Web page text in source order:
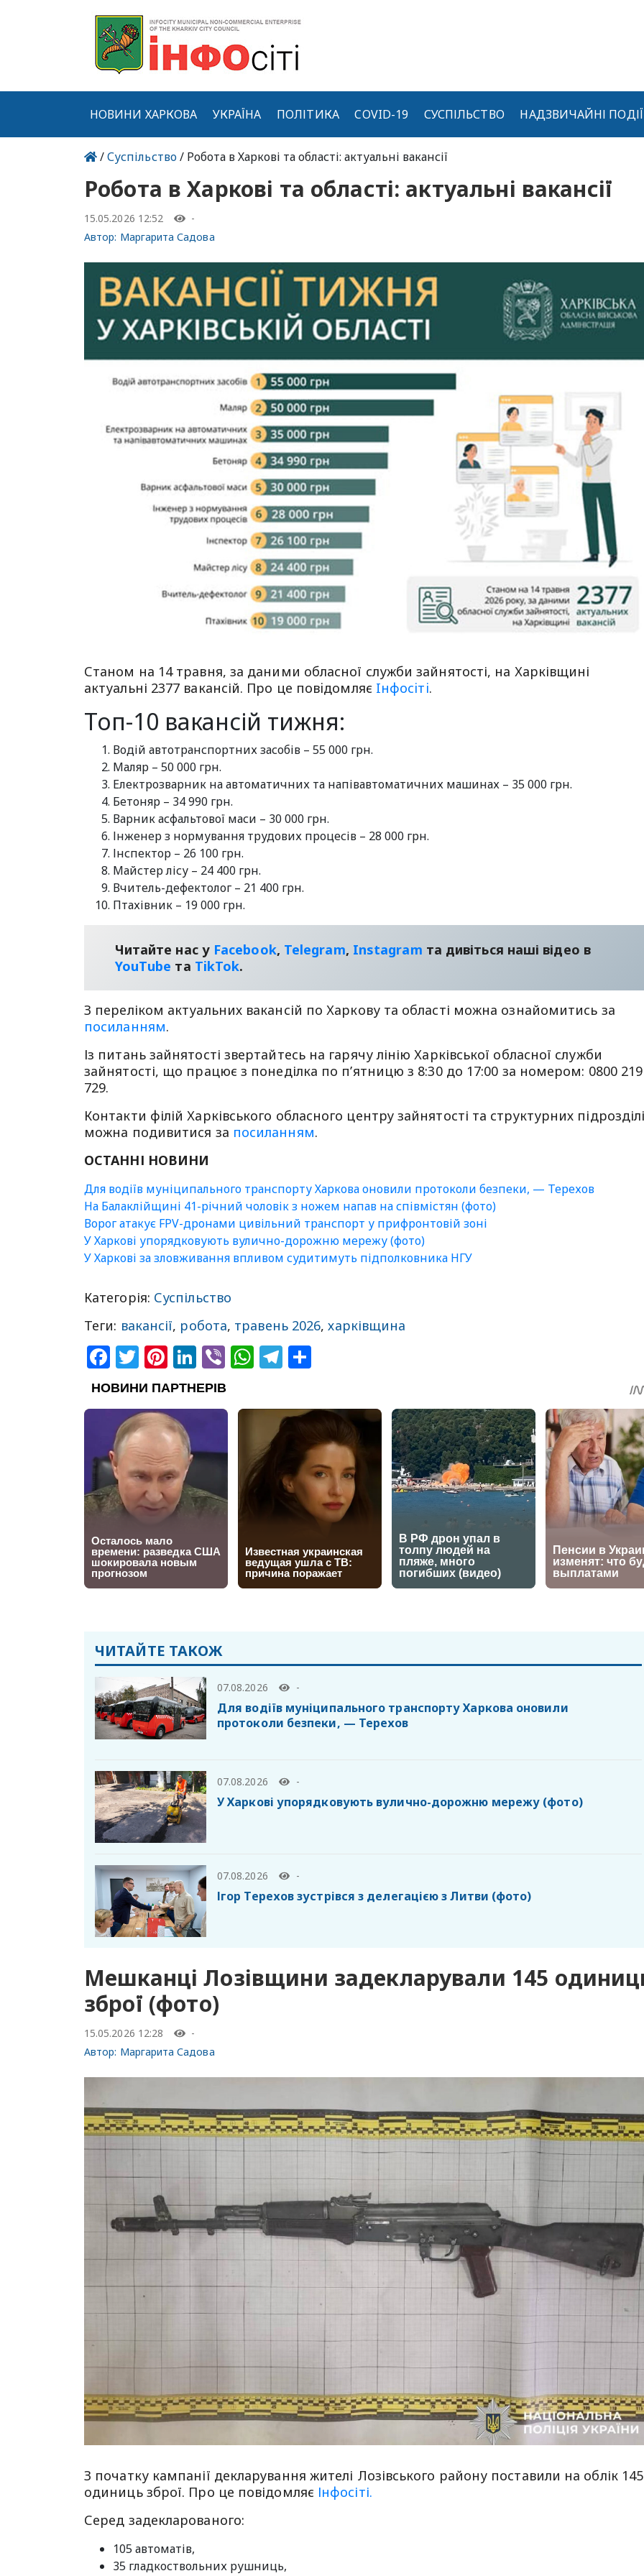
НОВИНИ ХАРКОВА УКРАЇНА ПОЛІТИКА COVID-19 СУСПІЛЬСТВО НАДЗВИЧАЙНІ ПОДІЇ
/Суспільство/ Робота в Харкові та області: актуальні вакансії
Робота в Харкові та області: актуальні вакансії
15.05.2026 12:52
-
Автор: Маргарита Садова
Станом на 14 травня, за даними обласної служби зайнятості, на Харківщині
актуальні 2377 вакансій. Про це повiдомляє Iнфосiтi.
Топ-10 вакансій тижня:
Водій автотранспортних засобів – 55 000 грн.
Маляр – 50 000 грн.
Електрозварник на автоматичних та напівавтоматичних машинах – 35 000 грн.
Бетоняр – 34 990 грн.
Варник асфальтової маси – 30 000 грн.
Інженер з нормування трудових процесів – 28 000 грн.
Інспектор – 26 100 грн.
Майстер лісу – 24 400 грн.
Вчитель-дефектолог – 21 400 грн.
Птахівник – 19 000 грн.
Читайте нас у Facebook, Telegram, Instagram та дивіться наші відео в
YouТube та TikTok.
З переліком актуальних вакансій по Харкову та області можна ознайомитись за
посиланням.
Із питань зайнятості звертайтесь на гарячу лінію Харківської обласної служби
зайнятості, що працює з понеділка по п’ятницю з 8:30 до 17:00 за номером: 0800 219
729.
Контакти філій Харківського обласного центру зайнятості та структурних
можна подивитися за посиланням.
ОСТАННІ НОВИНИ
Для водіїв муніципального транспорту Харкова оновили протоколи безпеки, — Терехов
На Балаклійщині 41-річний чоловік з ножем напав на співмістян (фото)
Ворог атакує FPV-дронами цивільний транспорт у прифронтовій зоні
У Харкові упорядковують вулично-дорожню мережу (фото)
У Харкові за зловживання впливом судитимуть підполковника НГУ
Категорія: Суспільство
Теги: вакансії, робота, травень 2026,харківщина
Facebook
Twitter
Pinterest
LinkedIn
ViberWhatsApp
Telegram
ЧИТАЙТЕ ТАКОЖ
07.08.2026 -
Для водіїв муніципального транспорту Харкова оновили
протоколи безпеки, — Терехов
07.08.2026 -
У Харкові упорядковують вулично-дорожню мережу (фото)
07.08.2026 -
Ігор Терехов зустрівся з делегацією з Литви (фото)
Мешканці Лозівщини задекларували 145
зброї (фото)
15.05.2026 12:28
-
Автор: Маргарита Садова
З початку кампанії декларування жителі Лозівського району поставили на облік 145
одиниць зброї. Про це повідомляє Інфосіті.
Серед задекларованого:
105 автоматів,
35 гладкоствольних рушниць,